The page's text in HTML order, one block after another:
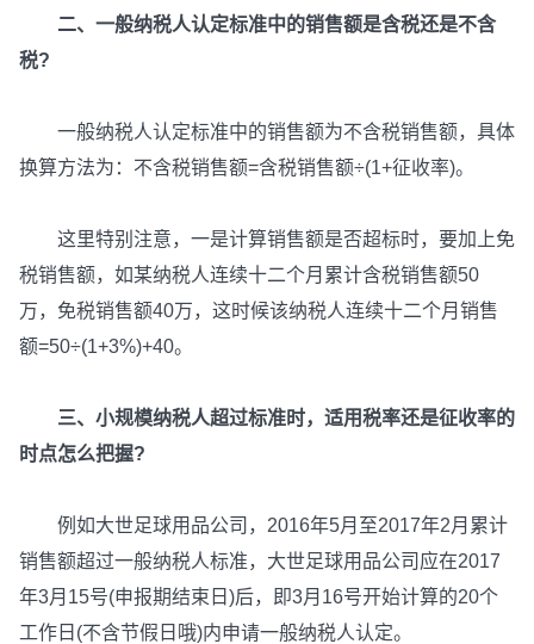
二、一般纳税人认定标准中的销售额是含税还是不含
税?
一般纳税人认定标准中的销售额为不含税销售额，具体
换算方法为：不含税销售额=含税销售额÷(1+征收率)。
这里特别注意，一是计算销售额是否超标时，要加上免
税销售额，如某纳税人连续十二个月累计含税销售额50
万，免税销售额40万，这时候该纳税人连续十二个月销售
额=50÷(1+3%)+40。
三、小规模纳税人超过标准时，适用税率还是征收率的
时点怎么把握?
例如大世足球用品公司，2016年5月至2017年2月累计
销售额超过一般纳税人标准，大世足球用品公司应在2017
年3月15号(申报期结束日)后，即3月16号开始计算的20个
工作日(不含节假日哦)内申请一般纳税人认定。